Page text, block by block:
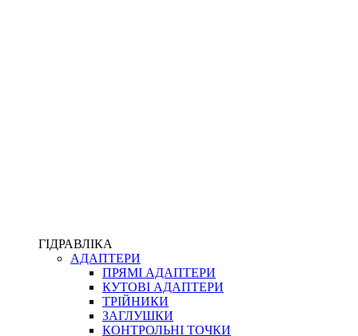
ФІТИНГИ ДІАГНОСТИЧНІ
АКСЕСУАРИ
ТРУБКИ ТА КОМПЛЕКТУЮЧІ
ФІТИНГИ ГІДРАВЛІЧНІ
ФІТИНГИ КОНДИЦІОНЕРНІ
ЗАХИСТ РУКАВІВ
ГІДРАВЛІКА
АДАПТЕРИ
ПРЯМІ АДАПТЕРИ
КУТОВІ АДАПТЕРИ
ТРІЙНИКИ
ЗАГЛУШКИ
КОНТРОЛЬНІ ТОЧКИ